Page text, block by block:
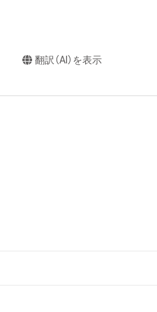
翻訳（AI）を表示